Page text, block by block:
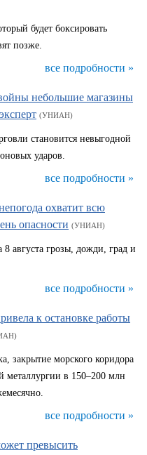
будет боксировать
позже.
все подробности »
небольшие магазины
(УНИАН)
становится невыгодной
ударов.
все подробности »
охватит всю
опасности (УНИАН)
августа грозы, дожди, град и
все подробности »
к остановке работы
закрытие морского коридора
металлургии в 150–200 млн
все подробности »
превысить